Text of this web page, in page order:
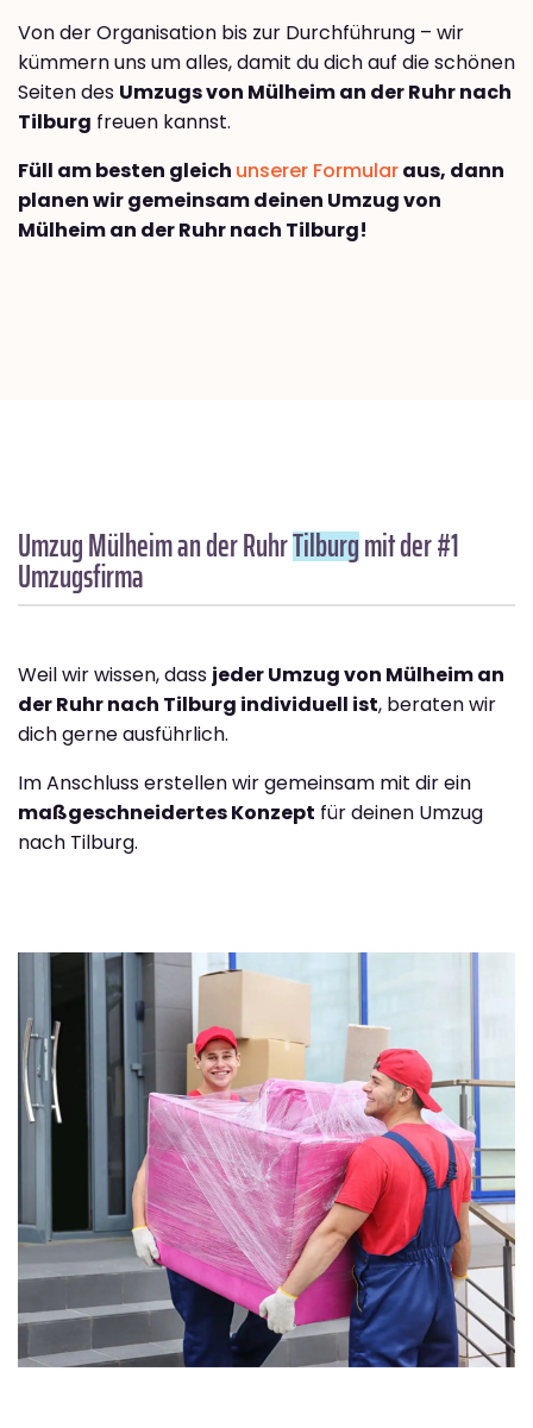
Von der Organisation bis zur Durchführung – wir
kümmern uns um alles, damit du dich auf die schönen
Seiten des Umzugs von Mülheim an der Ruhr nach
Tilburg freuen kannst.
Füll am besten gleich unserer Formularaus, dann
planen wir gemeinsam deinen Umzug von
Mülheim an der Ruhr nach Tilburg!
Umzug Mülheim an der RuhrTilburgmit der #1
Umzugsfirma
Weil wir wissen, dass jeder Umzug von Mülheim an
der Ruhr nach Tilburg individuell ist, beraten wir
dich gerne ausführlich.
Im Anschluss erstellen wir gemeinsam mit dir ein
maßgeschneidertes Konzept für deinen Umzug
nach Tilburg.